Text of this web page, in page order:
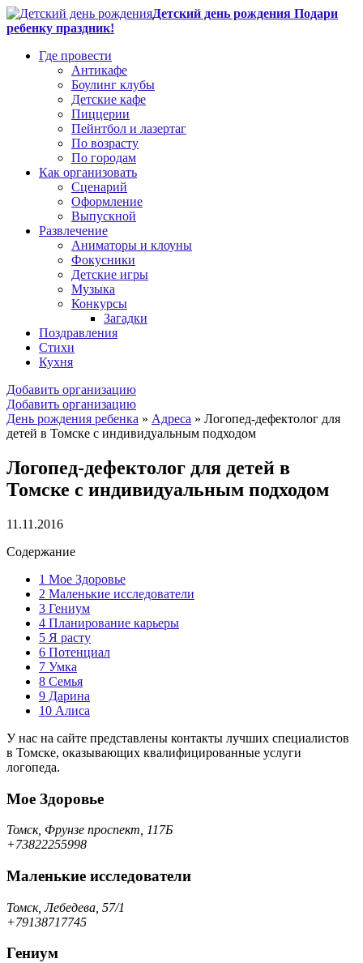
Детский день рождения Подари
ребенку праздник!
Где провести
Антикафе
Боулинг клубы
Детские кафе
Пиццерии
Пейнтбол и лазертаг
По возрасту
По городам
Как организовать
Сценарий
Оформление
Выпускной
Развлечение
Аниматоры и клоуны
Фокусники
Детские игры
Музыка
Конкурсы
Загадки
Поздравления
Стихи
Кухня
Добавить организацию
Добавить организацию
День рождения ребенка » Адреса » Логопед-дефектолог для
детей в Томске с индивидуальным подходом
Логопед-дефектолог для детей в
Томске с индивидуальным подходом
11.11.2016
Содержание
1 Мое Здоровье
2 Маленькие исследователи
3 Гениум
4 Планирование карьеры
5 Я расту
6 Потенциал
7 Умка
8 Семья
9 Дарина
10 Алиса
У нас на сайте представлены контакты лучших специалистов
в Томске, оказывающих квалифицированные услуги
логопеда.
Мое Здоровье
Томск, Фрунзе проспект, 117Б
+73822255998
Маленькие исследователи
Томск, Лебедева, 57/1
+79138717745
Гениум